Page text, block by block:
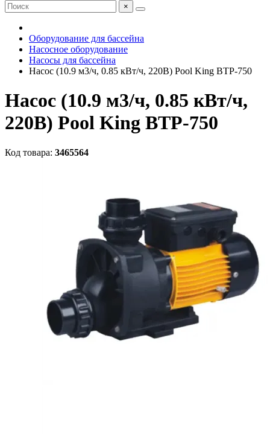
×
Оборудование для бассейна
Насосное оборудование
Насосы для бассейна
Насос (10.9 м3/ч, 0.85 кВт/ч, 220В) Pool King BTP-750
Насос (10.9 м3/ч, 0.85 кВт/ч,
220В) Pool King BTP-750
Код товара: 3465564